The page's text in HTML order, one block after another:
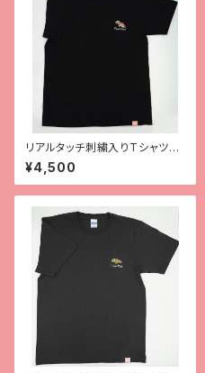
リアルタッチ刺繍入りTシャツ
【ガーゴイルゲッコー】
¥4,500